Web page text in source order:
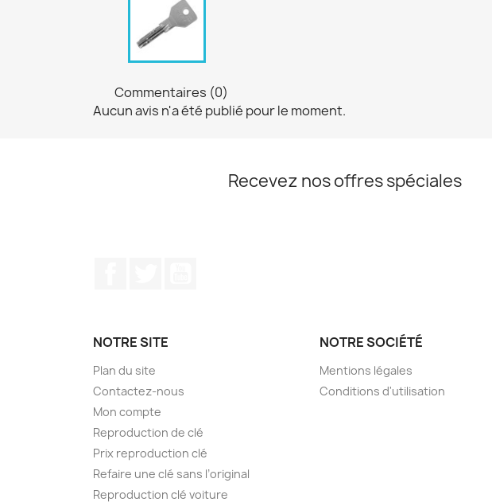
Commentaires (0)
Aucun avis n'a été publié pour le moment.
Recevez nos offres spéciales
NOTRE SITE
Plan du site
Contactez-nous
Mon compte
Reproduction de clé
Prix reproduction clé
Refaire une clé sans l’original
Reproduction clé voiture
NOTRE SOCIÉTÉ
Mentions légales
Conditions d'utilisation